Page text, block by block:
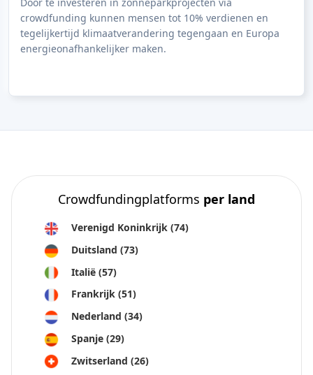
crowdfunding kunnen mensen tot 10% verdienen en
tegelijkertijd klimaatverandering tegengaan en Europa
energieonafhankelijker maken.
Crowdfundingplatforms per land
Verenigd Koninkrijk (74)
Duitsland (73)
Italië (57)
Frankrijk (51)
Nederland (34)
Spanje (29)
Zwitserland (26)